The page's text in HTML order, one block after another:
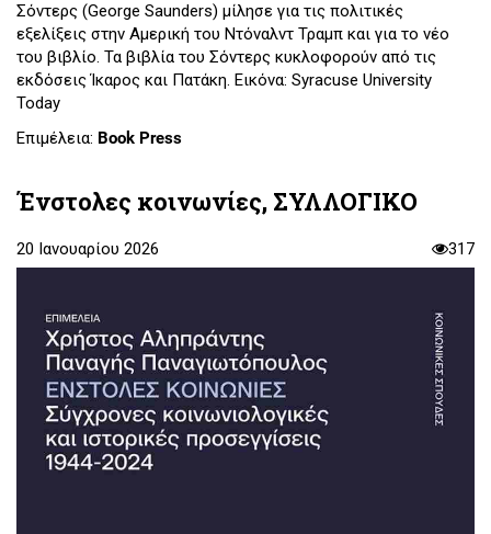
Σόντερς (George Saunders) μίλησε για τις πολιτικές
εξελίξεις στην Αμερική του Ντόναλντ Τραμπ και για το νέο
του βιβλίο. Τα βιβλία του Σόντερς κυκλοφορούν από τις
εκδόσεις Ίκαρος και Πατάκη. Εικόνα: Syracuse University
Today
Επιμέλεια: Book Press
Ένστολες κοινωνίες, ΣΥΛΛΟΓΙΚΟ
20 Ιανουαρίου 2026 317